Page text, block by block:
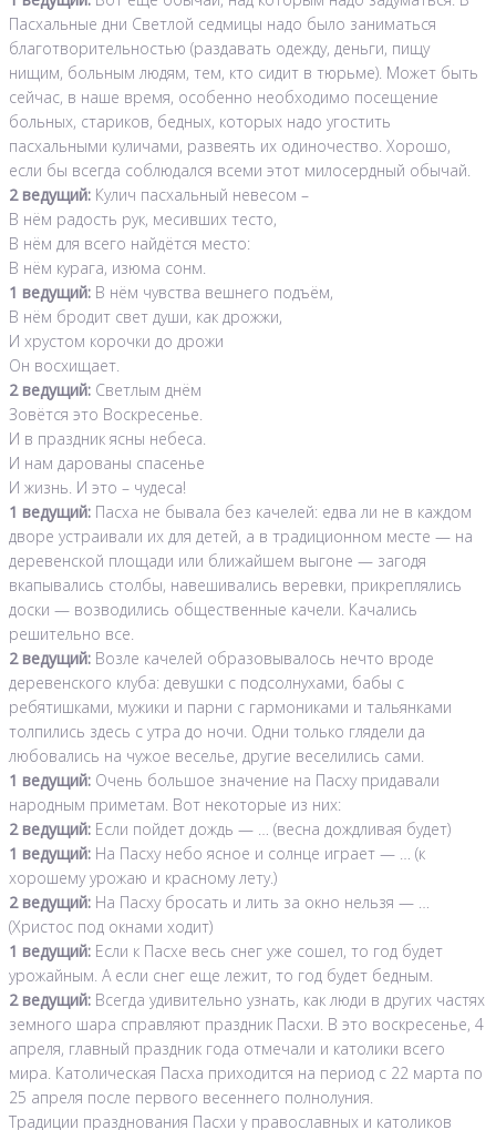
Пасхальные дни Светлой седмицы надо было заниматься
благотворительностью (раздавать одежду, деньги, пищу
нищим, больным людям, тем, кто сидит в тюрьме). Может быть
сейчас, в наше время, особенно необходимо посещение
больных, стариков, бедных, которых надо угостить
пасхальными куличами, развеять их одиночество. Хорошо,
если бы всегда соблюдался всеми этот милосердный обычай.
2 ведущий: Кулич пасхальный невесом –
В нём радость рук, месивших тесто,
В нём для всего найдётся место:
В нём курага, изюма сонм.
1 ведущий: В нём чувства вешнего подъём,
В нём бродит свет души, как дрожжи,
И хрустом корочки до дрожи
Он восхищает.
2 ведущий: Светлым днём
Зовётся это Воскресенье.
И в праздник ясны небеса.
И нам дарованы спасенье
И жизнь. И это – чудеса!
1 ведущий: Пасха не бывала без качелей: едва ли не в каждом
дворе устраивали их для детей, а в традиционном месте — на
деревенской площади или ближайшем выгоне — загодя
вкапывались столбы, навешивались веревки, прикреплялись
доски — возводились общественные качели. Качались
решительно все.
2 ведущий: Возле качелей образовывалось нечто вроде
деревенского клуба: девушки с подсолнухами, бабы с
ребятишками, мужики и парни с гармониками и тальянками
толпились здесь с утра до ночи. Одни только глядели да
любовались на чужое веселье, другие веселились сами.
1 ведущий: Очень большое значение на Пасху придавали
народным приметам. Вот некоторые из них:
2 ведущий: Если пойдет дождь — … (весна дождливая будет)
1 ведущий: На Пасху небо ясное и солнце играет — … (к
хорошему урожаю и красному лету.)
2 ведущий: На Пасху бросать и лить за окно нельзя — …
(Христос под окнами ходит)
1 ведущий: Если к Пасхе весь снег уже сошел, то год будет
урожайным. А если снег еще лежит, то год будет бедным.
2 ведущий: Всегда удивительно узнать, как люди в других частях
земного шара справляют праздник Пасхи. В это воскресенье, 4
апреля, главный праздник года отмечали и католики всего
мира. Католическая Пасха приходится на период с 22 марта по
25 апреля после первого весеннего полнолуния.
Традиции празднования Пасхи у православных и католиков